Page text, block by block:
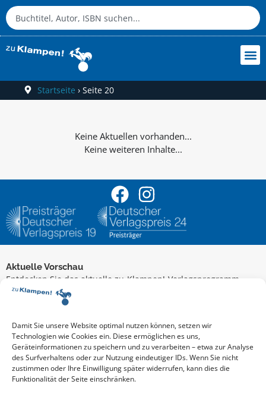
Damit Sie unsere Website optimal nutzen können, setzen wir
Technologien wie Cookies ein. Diese ermöglichen es uns,
Geräteinformationen zu speichern und zu verarbeiten – etwa zur Analyse
des Surfverhaltens oder zur Nutzung eindeutiger IDs. Wenn Sie nicht
zustimmen oder Ihre Einwilligung später widerrufen, kann dies die
Funktionalität der Seite einschränken.
Startseite › Seite 20
Keine weiteren Inhalte...
Aktuelle Vorschau
Entdecken Sie das aktuelle zu-Klampen!-Verlagsprogramm.
Hier finden Sie die Verlagsvorschau – einfach direkt online
reinlesen oder herunterladen.
Mehr aktuelle Vorschauen ansehen
Newsletter
News zu aktuellen Neuheiten und Nachrichten im zu Klampen!
Verlag – jederzeit wieder abbestellbar.